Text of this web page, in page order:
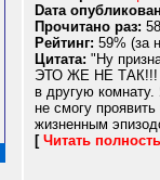
Dата
Прочитано раз:
Рейтинг: 59% (за
Цитата: "Ну
ЭТО ЖЕ НЕ ТАК!!! И
в другую
не смогу
жизненным
[ Читать